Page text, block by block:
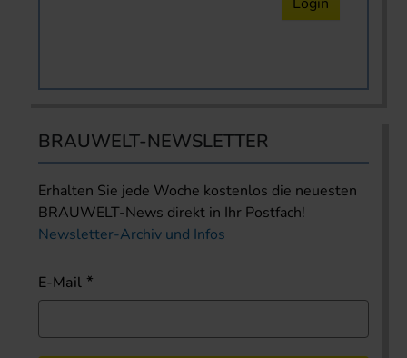
BRAUWELT-NEWSLETTER
Erhalten Sie jede Woche kostenlos die neuesten
BRAUWELT-News direkt in Ihr Postfach!
Newsletter-Archiv und Infos
E-Mail